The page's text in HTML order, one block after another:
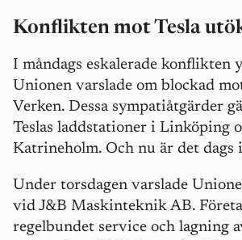
Konflikten mot Tesla
I måndags eskalerade konflikten
Unionen varslade om blockad
Verken. Dessa sympatiåtgärder
Teslas laddstationer i Linköping
Katrineholm. Och nu är det dags
Under torsdagen varslade
vid J&B Maskinteknik AB.
regelbundet service och lagning